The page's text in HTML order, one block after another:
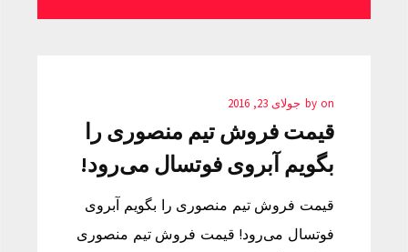
by on جولای 23, 2016
قیمت فروش تیم منصوری را
بگویم آبروی فوتسال می‌رود!
قیمت فروش تیم منصوری را بگویم آبروی
فوتسال می‌رود! قیمت فروش تیم منصوری